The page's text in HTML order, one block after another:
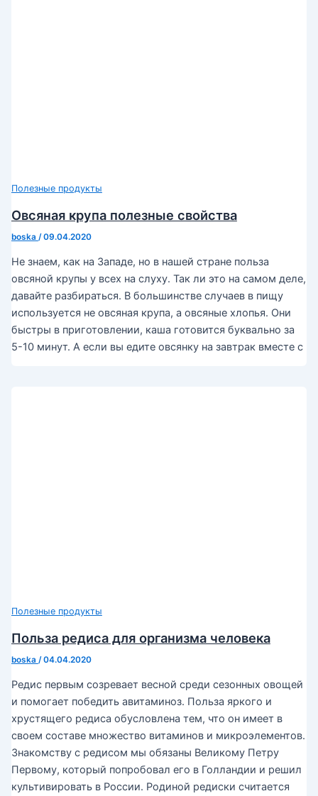
Полезные продукты
Овсяная крупа полезные свойства
boska /09.04.2020
Не знаем, как на Западе, но в нашей стране польза
овсяной крупы у всех на слуху. Так ли это на самом деле,
давайте разбираться. В большинстве случаев в пищу
используется не овсяная крупа, а овсяные хлопья. Они
быстры в приготовлении, каша готовится буквально за
5-10 минут. А если вы едите овсянку на завтрак вместе с
Полезные продукты
Польза редиса для организма человека
boska /04.04.2020
Редис первым созревает весной среди сезонных овощей
и помогает победить авитаминоз. Польза яркого и
хрустящего редиса обусловлена тем, что он имеет в
своем составе множество витаминов и микроэлементов.
Знакомству с редисом мы обязаны Великому Петру
Первому, который попробовал его в Голландии и решил
культивировать в России. Родиной редиски считается